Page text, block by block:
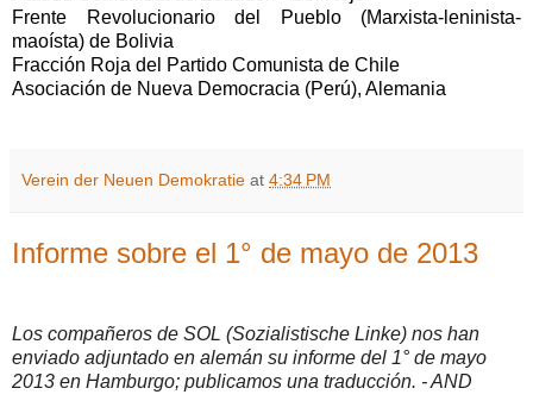
Frente Revolucionario del Pueblo (Marxista-leninista-
maoísta) de Bolivia
Fracción Roja del Partido Comunista de Chile
Asociación de Nueva Democracia (Perú), Alemania
Verein der Neuen Demokratie at 4:34 PM
Informe sobre el 1° de mayo de 2013
Los compañeros de SOL (Sozialistische Linke) nos han
enviado adjuntado en alemán su informe del 1° de mayo
2013 en Hamburgo; publicamos una traducción. - AND